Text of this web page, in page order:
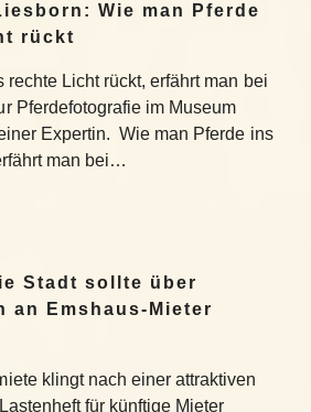
Wie man Pferde
rückt
rechte Licht rückt, erfährt man bei
Pferdefotografie im Museum
Expertin. Wie man Pferde ins
man bei…
Stadt sollte über
an Emshaus-Mieter
klingt nach einer attraktiven
für künftige Mieter